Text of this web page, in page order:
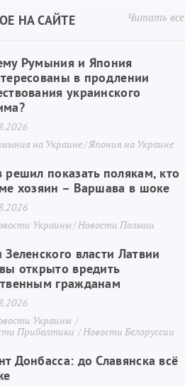
Читать все
НА САЙТЕ
Румыния и Япония
в продлении
украинского
на Украине Япония на Украине
решил показать полякам, кто
хозяин – Варшава в шоке
Украины Новости Польши
Зеленского власти Латвии
открыто вредить
гражданам
Украины
Прибалтики
Новости Белоруссии
Донбасса: до Славянска всё